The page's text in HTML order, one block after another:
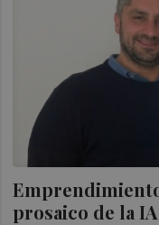
prosaico de la IA